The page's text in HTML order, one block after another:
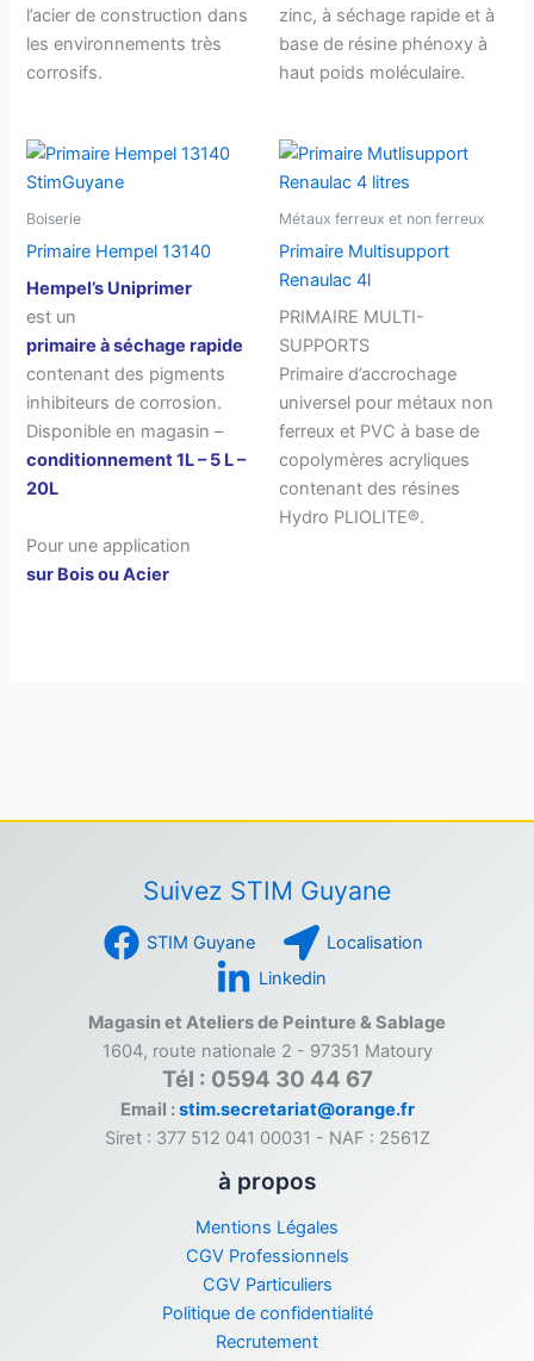
l’acier de construction dans
les environnements très
corrosifs.
zinc, à séchage rapide et à
base de résine phénoxy à
haut poids moléculaire.
Boiserie
Primaire Hempel 13140
Hempel’s Uniprimer
est un
primaire à séchage rapide
contenant des pigments
inhibiteurs de corrosion.
Disponible en magasin –
conditionnement 1L – 5 L –
20L
Pour une application
sur Bois ou Acier
Métaux ferreux et non ferreux
Primaire Multisupport
Renaulac 4l
PRIMAIRE MULTI-
SUPPORTS
Primaire d’accrochage
universel pour métaux non
ferreux et PVC à base de
copolymères acryliques
contenant des résines
Hydro PLIOLITE®.
Suivez STIM Guyane
STIM Guyane
Localisation
Linkedin
Magasin et Ateliers de Peinture & Sablage
1604, route nationale 2 - 97351 Matoury
Tél : 0594 30 44 67
Email :stim.secretariat@orange.fr
Siret : 377 512 041 00031 - NAF : 2561Z
à propos
Mentions Légales
CGV Professionnels
CGV Particuliers
Politique de confidentialité
Recrutement